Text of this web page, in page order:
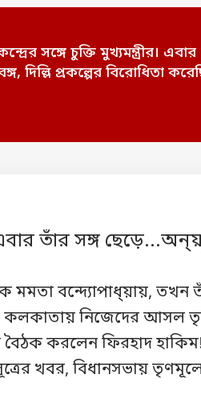
চুক্তি মুখ্যমন্ত্রীর। এবার
দিল্লি প্রকল্পের বিরোধিতা
তাঁর সঙ্গ
মমতা বন্দ্যোপাধ্য়ায়,
কলকাতায় নিজেদের আসল
বৈঠক করলেন ফিরহাদ
খবর, বিধানসভায়